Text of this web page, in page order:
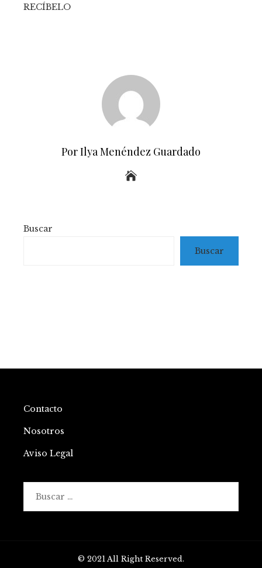
RECÍBELO
Por Ilya Menéndez Guardado
Buscar
Buscar
Contacto
Nosotros
Aviso Legal
© 2021 All Right Reserved.